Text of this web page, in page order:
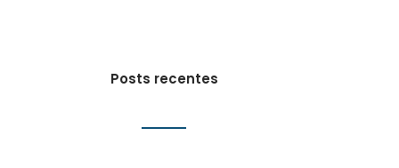
Posts recentes